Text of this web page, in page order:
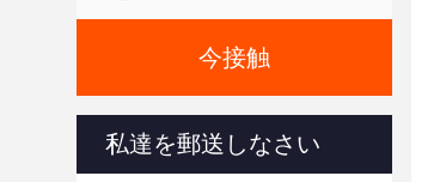
今接触
私達を郵送しなさい